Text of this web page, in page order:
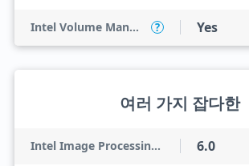
Intel Volume Management Device (VMD) ? Yes
여러 가지 잡다한
Intel Image Processing Unit 6.0